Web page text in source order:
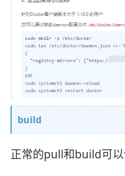
build
正常的pull和build可